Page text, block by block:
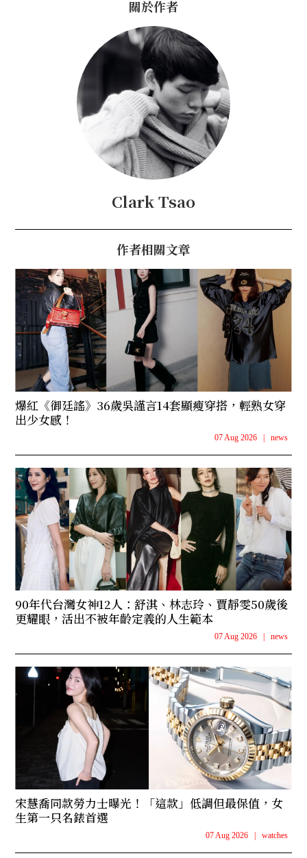
關於作者
Clark Tsao
作者相關文章
爆紅《御廷謠》36歲吳謹言14套顯瘦穿搭，輕熟女穿
出少女感！
07 Aug 2026 news
90年代台灣女神12人：舒淇、林志玲、賈靜雯50歲後
更耀眼，活出不被年齡定義的人生範本
07 Aug 2026 news
宋慧喬同款勞力士曝光！「這款」低調但最保值，女
生第一只名錶首選
07 Aug 2026 watches